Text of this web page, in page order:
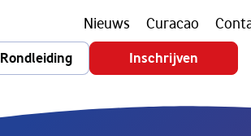
Nieuws Curacao
Rondleiding Inschrijven